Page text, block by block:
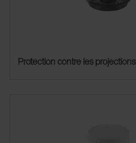
Protection contre les projections